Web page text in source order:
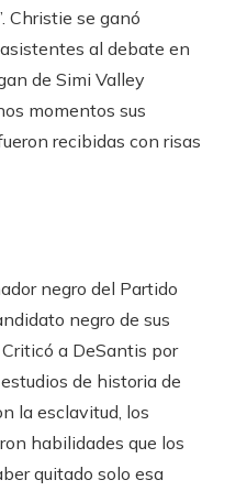
Christie se ganó
al debate en
de Simi Valley
momentos sus
recibidas con risas
negro del Partido
negro de sus
a DeSantis por
de historia de
la esclavitud, los
habilidades que los
quitado solo esa